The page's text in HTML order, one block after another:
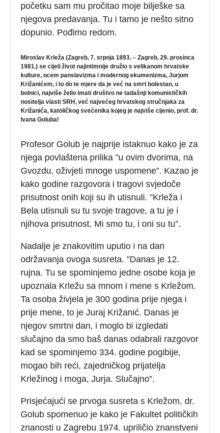
početku sam mu pročitao moje bilješke sa
njegova predavanja. Tu i tamo je nešto sitno
dopunio. Pođimo redom.
Miroslav Krleža(Zagreb, 7. srpnja 1893. – Zagreb, 29. prosinca
1981.)se cijeli život najintimnije družio s velikanom hrvatske
kulture, ocem panslavizma i modernog ekumenizma, Jurjom
Križanićem, i to do te mjere da je već na smrt bolestan, u
bolnici, najviše želio imati društvo ne tadašnji komunističkih
nositelja vlasti SRH, već najvećeg hrvatskog stručnjaka za
Križanića, katoličkog svećenika kojeg je najviše cijenio, prof. dr.
Ivana Goluba!
Profesor Golub je najprije istaknuo kako je za
njega povlaštena prilika ”u ovim dvorima, na
Gvozdu, oživjeti mnoge uspomene”. Kazao je
kako godine razgovora i tragovi svjedoče
prisutnost onih koji su ih utisnuli. ”Krleža i
Bela utisnuli su tu svoje tragove, a tu je i
njihova prisutnost. Mi smo tu, i oni su tu”.
Nadalje je znakovitim uputio i na dan
održavanja ovoga susreta. ”Danas je 12.
rujna. Tu se spominjemo jedne osobe koja je
upoznala Krležu sa mnom i mene s Krležom.
Ta osoba živjela je 300 godina prije njega i
prije mene, to je Juraj Križanić. Danas je
njegov smrtni dan, i moglo bi izgledati
slučajno da smo baš danas odabrali razgovor
kad se spominjemo 334. godine pogibije,
mogao bih reći, zajedničkog prijatelja
Krležinog i moga, Jurja. Slučajno”.
Prisjećajući se prvoga susreta s Krležom, dr.
Golub spomenuo je kako je Fakultet političkih
znanosti u Zagrebu 1974. upriličio znanstveni